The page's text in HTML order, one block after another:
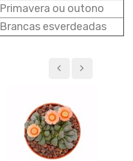
Primavera ou outono
Brancas esverdeadas